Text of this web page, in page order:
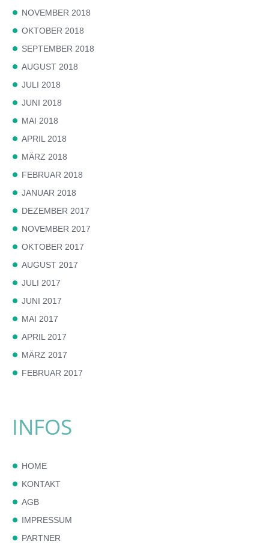
NOVEMBER 2018
OKTOBER 2018
SEPTEMBER 2018
AUGUST 2018
JULI 2018
JUNI 2018
MAI 2018
APRIL 2018
MÄRZ 2018
FEBRUAR 2018
JANUAR 2018
DEZEMBER 2017
NOVEMBER 2017
OKTOBER 2017
AUGUST 2017
JULI 2017
JUNI 2017
MAI 2017
APRIL 2017
MÄRZ 2017
FEBRUAR 2017
INFOS
HOME
KONTAKT
AGB
IMPRESSUM
PARTNER